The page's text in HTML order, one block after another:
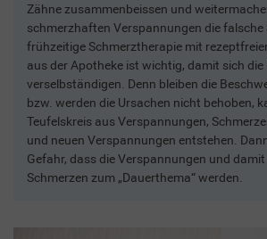
Zähne zusammenbeissen und
schmerzhaften Verspannungen die falsche
frühzeitige Schmerztherapie mit
aus der Apotheke ist wichtig, damit sich
verselbständigen. Denn bleiben die
bzw. werden die Ursachen nicht behoben,
Teufelskreis aus Verspannungen,
und neuen Verspannungen entstehen.
Gefahr, dass die Verspannungen und
Schmerzen zum „Dauerthema“ werden.